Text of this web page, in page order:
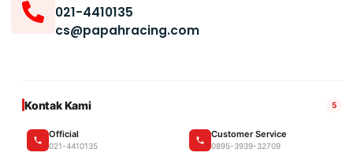
021-4410135
cs@papahracing.com
Kontak Kami 5
Official
021-4410135
Customer Service
0895-3939-32709